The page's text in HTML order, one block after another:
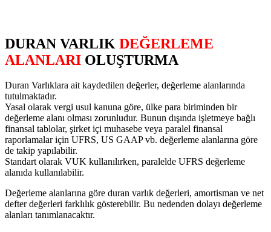
DURAN VARLIK DEĞERLEME
ALANLARI OLUŞTURMA
Duran Varlıklara ait kaydedilen değerler, değerleme alanlarında
tutulmaktadır.
Yasal olarak vergi usul kanuna göre, ülke para biriminden bir
değerleme alanı olması zorunludur. Bunun dışında işletmeye bağlı
finansal tablolar, şirket içi muhasebe veya paralel finansal
raporlamalar için UFRS, US GAAP vb. değerleme alanlarına göre
de takip yapılabilir.
Standart olarak VUK kullanılırken, paralelde UFRS değerleme
alanıda kullanılabilir.
Değerleme alanlarına göre duran varlık değerleri, amortisman ve net
defter değerleri farklılık gösterebilir. Bu nedenden dolayı değerleme
alanları tanımlanacaktır.